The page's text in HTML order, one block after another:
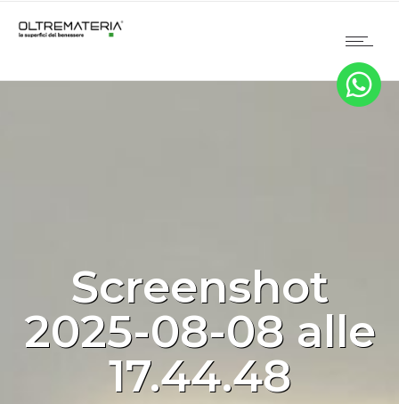
Screenshot
2025-08-08 alle
17.44.48